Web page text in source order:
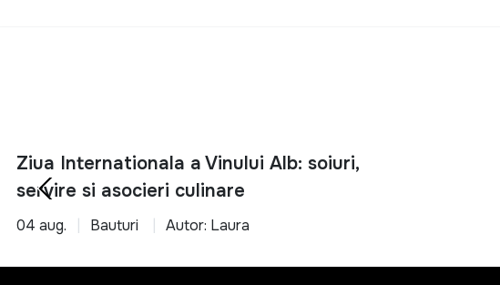
400 W
400W
550-750W
550W
Ziua Internationala a Vinului Alb: soiuri,
servire si asocieri culinare
04 aug. Bauturi Autor: Laura